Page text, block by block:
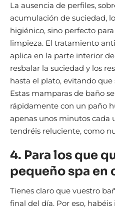
La ausencia de perfiles,
acumulación de suciedad,
higiénico, sino perfecto
limpieza. El tratamiento
aplica en la parte interior
resbalar la suciedad y los
hasta el plato, evitando
Estas mamparas de baño
rápidamente con un paño
apenas unos minutos cada
tendréis reluciente, como
4. Para los que
pequeño spa en
Tienes claro que vuestro
final del día. Por eso,